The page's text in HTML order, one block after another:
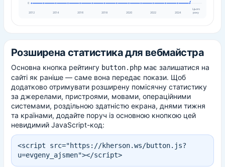
0
2012 2014 2016 2018 2020 2022 2024
Цього
року
Розширена статистика для вебмайстра
Основна кнопка рейтингу button.php має залишатися на
сайті як раніше — саме вона передає покази. Щоб
додатково отримувати розширену помісячну статистику
за джерелами, пристроями, мовами, операційними
системами, роздільною здатністю екрана, днями тижня
та країнами, додайте поруч із основною кнопкою цей
невидимий JavaScript-код:
<script src="https://kherson.ws/button.js?
u=evgeny_ajsmen"></script>